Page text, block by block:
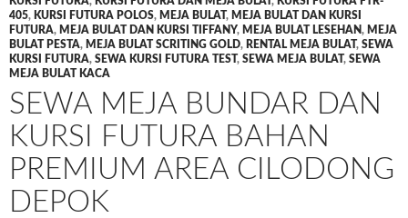
405, KURSI FUTURA POLOS, MEJA BULAT, MEJA BULAT DAN KURSI
FUTURA, MEJA BULAT DAN KURSI TIFFANY, MEJA BULAT LESEHAN, MEJA
BULAT PESTA, MEJA BULAT SCRITING GOLD, RENTAL MEJA BULAT, SEWA
KURSI FUTURA, SEWA KURSI FUTURA TEST, SEWA MEJA BULAT, SEWA
MEJA BULAT KACA
SEWA MEJA BUNDAR DAN
KURSI FUTURA BAHAN
PREMIUM AREA CILODONG
DEPOK